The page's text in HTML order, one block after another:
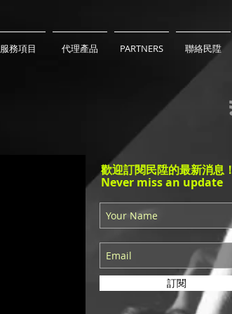
服務項目 代理產品 PARTNERS 聯絡民陞
歡迎訂閱民陞的最新消息！
Never miss an update
訂閱